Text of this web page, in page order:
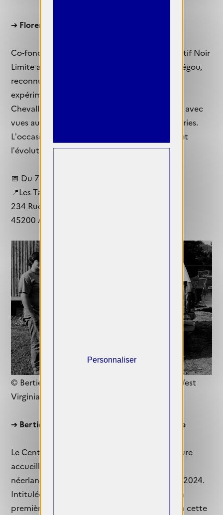
➔ Florence Chevallier. Chambres avec Vues
Co‑fondatrice dans les années 1980 du collectif Noir
Limite avec Yves Trémorin et Jean‑Claude Bélégou,
reconnu pour son approche radicale et
expérimentale de la photographie, Florence
Chevallier présente son exposition Chambres avec
vues au centre d’art contemporain Les Tanneries.
L’occasion est donnée d’explorer son œuvre et
l’évolution de ses recherches artistiques.
📅 Du 7 février au 12 avril 2026
📍Les Tanneries - Centre d'art contemporain
234 Rue des Ponts
45200 Amilly
© Bertien van Manen, Moonshine, Dorothy, West
Virginia, 1987
➔ Bertien van Manen. Les échos de l'ordinaire
Le Centre d’art et de photographie de Lectoure
accueille l’exposition de la photographe
néerlandaise Bertien van Manen, disparue en 2024.
Intitulée Les échos de l’ordinaire, il s’agit de la
première rétrospective en France consacrée à cette
Personnaliser